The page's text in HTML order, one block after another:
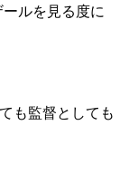
を見る度に
も監督としても